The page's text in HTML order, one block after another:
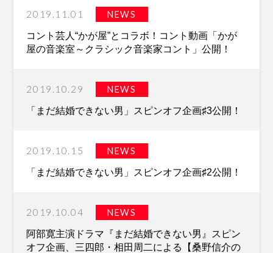
2019.11.01 NEWS
コント芸人“かが屋”とコラボ！コント動画「かが
屋の音楽室～クラシック音楽家コント」公開！
2019.10.29 NEWS
「まだ結婚できない男」スピンオフ企画♯3公開！
2019.10.15 NEWS
「まだ結婚できない男」スピンオフ企画♯2公開！
2019.10.04 NEWS
阿部寛主演ドラマ『まだ結婚できない男』スピン
オフ企画、三四郎・相田周二による【桑野信介の